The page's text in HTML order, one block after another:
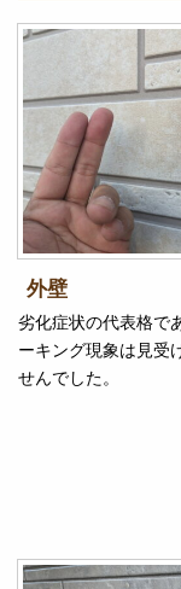
外壁
劣化症状の代表格で
ーキング現象は見受
せんでした。